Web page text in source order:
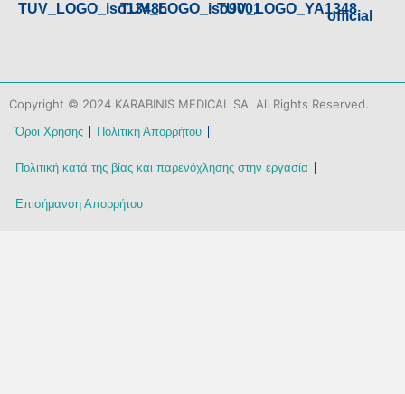
Copyright © 2024 KARABINIS MEDICAL SA. All Rights Reserved.
Όροι Χρήσης Πολιτική Απορρήτου
Πολιτική κατά της βίας και παρενόχλησης στην εργασία
Επισήμανση Απορρήτου